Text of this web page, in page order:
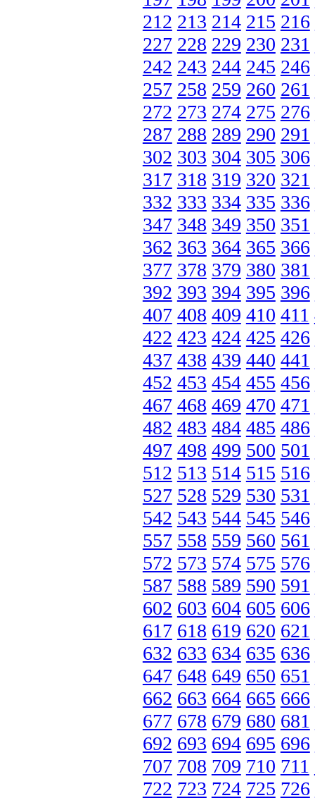
212 213 214 215 216
227 228 229 230 231
242 243 244 245 246
257 258 259 260 261
272 273 274 275 276
287 288 289 290 291
302 303 304 305 306
317 318 319 320 321
332 333 334 335 336
347 348 349 350 351
362 363 364 365 366
377 378 379 380 381
392 393 394 395 396
407 408 409 410 411
422 423 424 425 426
437 438 439 440 441
452 453 454 455 456
467 468 469 470 471
482 483 484 485 486
497 498 499 500 501
512 513 514 515 516
527 528 529 530 531
542 543 544 545 546
557 558 559 560 561
572 573 574 575 576
587 588 589 590 591
602 603 604 605 606
617 618 619 620 621
632 633 634 635 636
647 648 649 650 651
662 663 664 665 666
677 678 679 680 681
692 693 694 695 696
707 708 709 710 711
722 723 724 725 726